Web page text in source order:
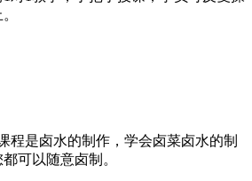
程是卤水的制作，学会卤菜卤水的制
可以随意卤制。